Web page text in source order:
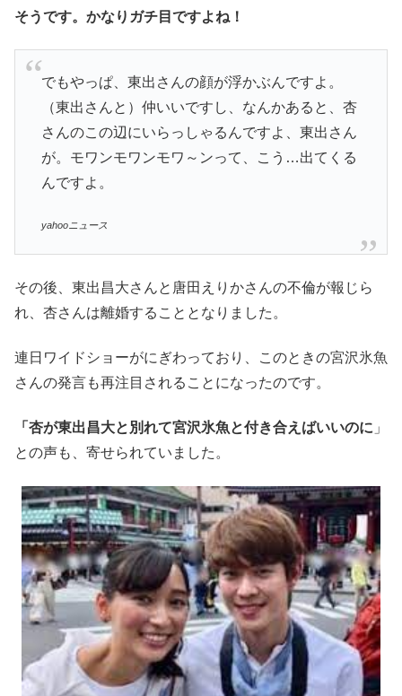
そうです。かなりガチ目ですよね！
でもやっぱ、東出さんの顔が浮かぶんですよ。
（東出さんと）仲いいですし、なんかあると、杏
さんのこの辺にいらっしゃるんですよ、東出さん
が。モワンモワンモワ～ンって、こう…出てくる
んですよ。
yahooニュース
その後、東出昌大さんと唐田えりかさんの不倫が報じら
れ、杏さんは離婚することとなりました。
連日ワイドショーがにぎわっており、このときの宮沢氷魚
さんの発言も再注目されることになったのです。
「杏が東出昌大と別れて宮沢氷魚と付き合えばいいのに 」
との声も、寄せられていました。